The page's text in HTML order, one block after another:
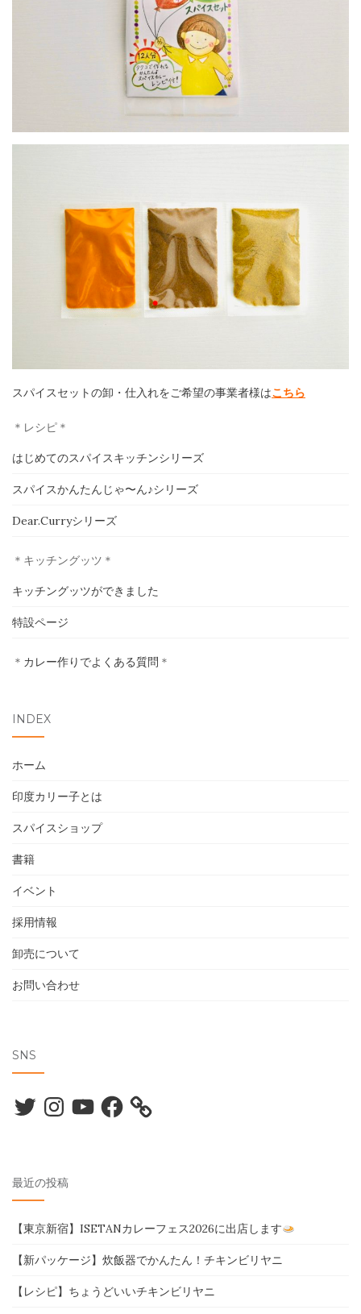
スパイスセットの卸・仕入れをご希望の事業者様はこちら
＊レシピ＊
はじめてのスパイスキッチンシリーズ
スパイスかんたんじゃ〜ん♪シリーズ
Dear.Curryシリーズ
＊キッチングッツ＊
キッチングッツができました
特設ページ
＊ カレー作りでよくある質問 ＊
INDEX
ホーム
印度カリー子とは
スパイスショップ
書籍
イベント
採用情報
卸売について
お問い合わせ
SNS
TwitterInstagramYouTubeFacebook
最近の投稿
【東京新宿】ISETANカレーフェス2026に出店します
【新パッケージ】炊飯器でかんたん！チキンビリヤニ
【レシピ】ちょうどいいチキンビリヤニ